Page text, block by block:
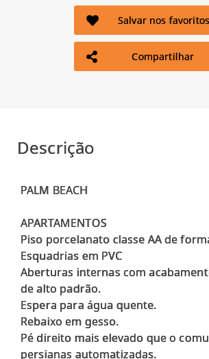
Salvar nos favoritos
Compartilhar
Descrição
PALM BEACH
APARTAMENTOS
Piso porcelanato classe AA de
Esquadrias em PVC
Aberturas internas com
de alto padrão.
Espera para água quente.
Rebaixo em gesso.
Pé direito mais elevado que o
persianas automatizadas.